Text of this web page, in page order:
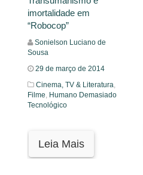
imortalidade em
“Robocop”
Sonielson Luciano de
Sousa
29 de março de 2014
Cinema, TV & Literatura
Filme Humano Demasiado
Tecnológico
Leia Mais